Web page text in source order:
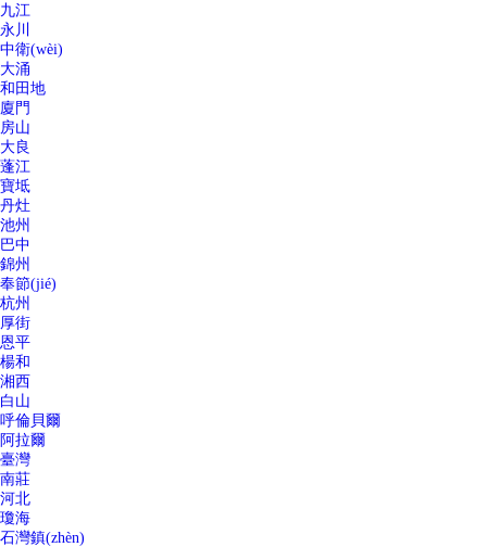
九江
永川
中衛(wèi)
大涌
和田地
廈門
房山
大良
蓬江
寶坻
丹灶
池州
巴中
錦州
奉節(jié)
杭州
厚街
恩平
楊和
湘西
白山
呼倫貝爾
阿拉爾
臺灣
南莊
河北
瓊海
石灣鎮(zhèn)